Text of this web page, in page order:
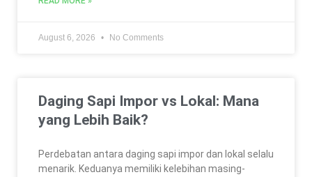
August 6, 2026 No Comments
Daging Sapi Impor vs Lokal: Mana
yang Lebih Baik?
Perdebatan antara daging sapi impor dan lokal selalu
menarik. Keduanya memiliki kelebihan masing-